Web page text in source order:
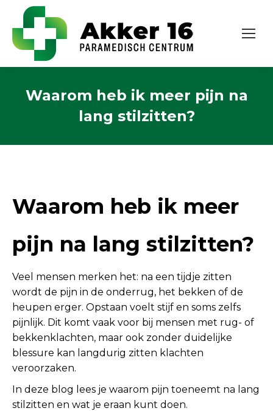
Waarom heb ik meer pijn na
lang stilzitten?
Waarom heb ik meer
pijn na lang stilzitten?
Veel mensen merken het: na een tijdje zitten
wordt de pijn in de onderrug, het bekken of de
heupen erger. Opstaan voelt stijf en soms zelfs
pijnlijk. Dit komt vaak voor bij mensen met rug- of
bekkenklachten, maar ook zonder duidelijke
blessure kan langdurig zitten klachten
veroorzaken.
In deze blog lees je waarom pijn toeneemt na lang
stilzitten en wat je eraan kunt doen.